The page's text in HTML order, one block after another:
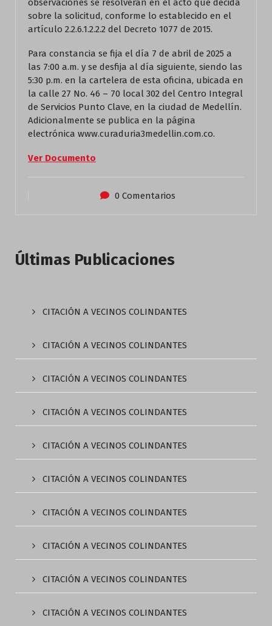
observaciones se resolverán en el acto que decida
sobre la solicitud, conforme lo establecido en el
artículo 2.2.6.1.2.2.2 del Decreto 1077 de 2015.
Para constancia se fija el día 7 de abril de 2025 a
las 7:00 a.m. y se desfija al día siguiente, siendo las
5:30 p.m. en la cartelera de esta oficina, ubicada en
la calle 27 No. 46 – 70 local 302 del Centro Integral
de Servicios Punto Clave, en la ciudad de Medellín.
Adicionalmente se publica en la página
electrónica www.curaduria3medellin.com.co.
Ver Documento
0 Comentarios
Últimas Publicaciones
CITACIÓN A VECINOS COLINDANTES
CITACIÓN A VECINOS COLINDANTES
CITACIÓN A VECINOS COLINDANTES
CITACIÓN A VECINOS COLINDANTES
CITACIÓN A VECINOS COLINDANTES
CITACIÓN A VECINOS COLINDANTES
CITACIÓN A VECINOS COLINDANTES
CITACIÓN A VECINOS COLINDANTES
CITACIÓN A VECINOS COLINDANTES
CITACIÓN A VECINOS COLINDANTES